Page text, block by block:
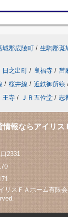
城郡広陵町 / 生駒郡斑
日之出町 / 良福寺 / 當
/ 桜井線 / 近鉄御所線
王寺 / ＪＲ五位堂 / 志
情報ならアイリス
2331
リスＦＡホーム有限